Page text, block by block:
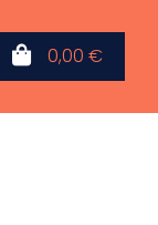
0,00 €
NEOPREN